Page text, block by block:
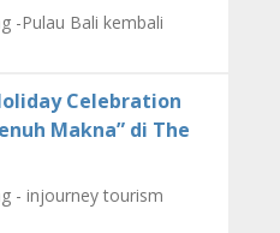
-Pulau Bali kembali
Celebration
Makna” di The
- injourney tourism